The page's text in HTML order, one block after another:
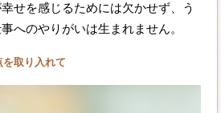
せを感じるためには欠かせず、う
へのやりがいは生まれません。
取り入れて